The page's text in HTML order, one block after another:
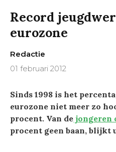
Record
eurozone
Redactie
01 februari 2012
Sinds 1998 is het
eurozone niet meer zo
procent. Van de jongeren
procent geen baan, blijkt